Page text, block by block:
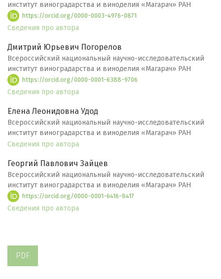
институт виноградарства и виноделия «Магарач» РАН
https://orcid.org/0000-0003-4976-0871
Сведения про автора
Дмитрий Юрьевич Погорелов
Всероссийский национальный научно-исследовательский
институт виноградарства и виноделия «Магарач» РАН
https://orcid.org/0000-0001-6388-9706
Сведения про автора
Елена Леонидовна Удод
Всероссийский национальный научно-исследовательский
институт виноградарства и виноделия «Магарач» РАН
Сведения про автора
Георгий Павлович Зайцев
Всероссийский национальный научно-исследовательский
институт виноградарства и виноделия «Магарач» РАН
https://orcid.org/0000-0001-6416-8417
Сведения про автора
PDF